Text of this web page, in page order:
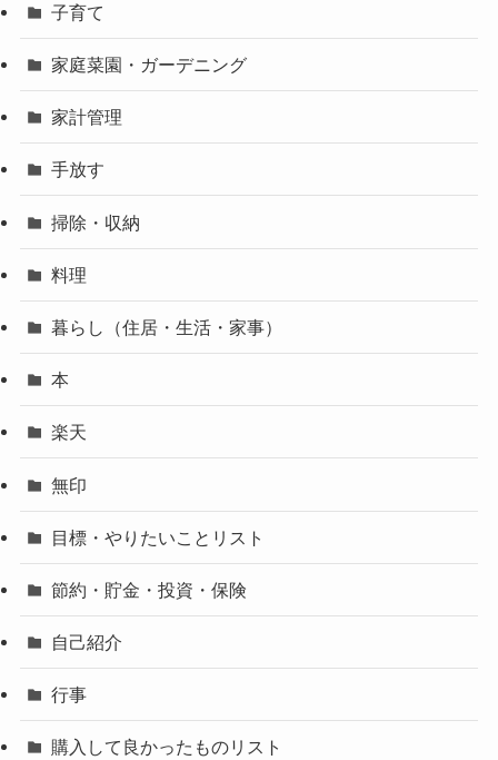
子育て
家庭菜園・ガーデニング
家計管理
手放す
掃除・収納
料理
暮らし（住居・生活・家事）
本
楽天
無印
目標・やりたいことリスト
節約・貯金・投資・保険
自己紹介
行事
購入して良かったものリスト